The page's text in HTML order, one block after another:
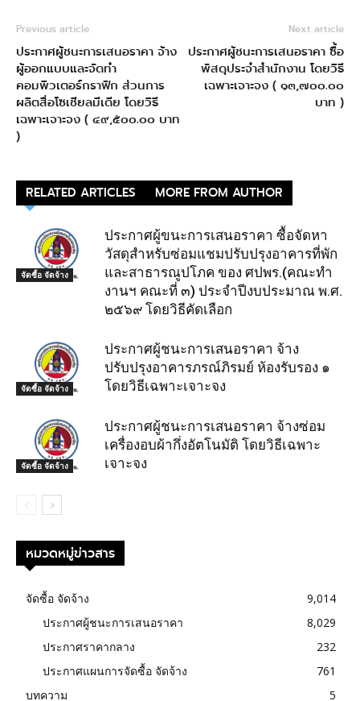
Previous article
ประกาศผู้ชนะการเสนอราคา จ้าง
ผู้ออกแบบและจัดทำ
คอมพิวเตอร์กราฟิก ส่วนการ
ผลิตสื่อโซเชียลมีเดีย โดยวิธี
เฉพาะเจาะจง ( ๔๙,๕๐๐.๐๐ บาท
)
Next article
ประกาศผู้ชนะการเสนอราคา ซื้อ
พัสดุประจำสำนักงาน โดยวิธี
เฉพาะเจาะจง ( ๑๓,๗๐๐.๐๐
บาท )
RELATED ARTICLES MORE FROM AUTHOR
จัดซื้อ จัดจ้าง
ประกาศผู้ขนะการเสนอราคา ซื้อจัดหา
วัสดุสำหรับซ่อมแชมปรับปรุงอาคารที่พัก
และสาธารณูปโภค ของ ศปพร.(คณะทำ
งานฯ คณะที่ ๓) ประจำปีงบประมาณ พ.ศ.
๒๕๖๙ โดยวิธีคัดเลือก
จัดซื้อ จัดจ้าง
ประกาศผู้ชนะการเสนอราคา จ้าง
ปรับปรุงอาคารภรณ์ภิรมย์ ห้องรับรอง ๑
โดยวิธีเฉพาะเจาะจง
จัดซื้อ จัดจ้าง
ประกาศผู้ชนะการเสนอราคา จ้างซ่อม
เครื่องอบผ้ากึ่งอัตโนมัติ โดยวิธีเฉพาะ
เจาะจง
หมวดหมู่ข่าวสาร
จัดซื้อ จัดจ้าง
9,014
ประกาศผู้ชนะการเสนอราคา
8,029
ประกาศราคากลาง
232
ประกาศแผนการจัดซื้อ จัดจ้าง
761
บทความ
5